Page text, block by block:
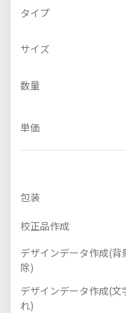
タイプ
サイズ
数量
単価
包装
校正品作成
デザインデータ作成(背
除)
デザインデータ作成(文
れ)